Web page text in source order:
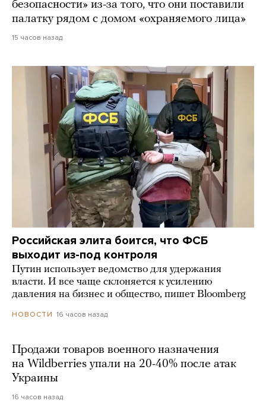
безопасности» из-за того, что они поставили
палатку рядом с домом «охраняемого лица»
15 часов назад
Российская элита боится, что ФСБ
выходит из-под контроля
Путин использует ведомство для удержания
власти. И все чаще склоняется к усилению
давления на бизнес и общество, пишет Bloomberg
НОВОСТИ 16 часов назад
Продажи товаров военного назначения
на Wildberries упали на 20-40% после атак
Украины
16 часов назад